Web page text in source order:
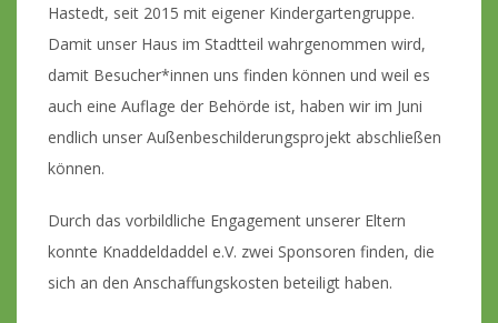
Hastedt, seit 2015 mit eigener Kindergartengruppe.
Damit unser Haus im Stadtteil wahrgenommen wird,
damit Besucher*innen uns finden können und weil es
auch eine Auflage der Behörde ist, haben wir im Juni
endlich unser Außenbeschilderungsprojekt abschließen
können.
Durch das vorbildliche Engagement unserer Eltern
konnte Knaddeldaddel e.V. zwei Sponsoren finden, die
sich an den Anschaffungskosten beteiligt haben.